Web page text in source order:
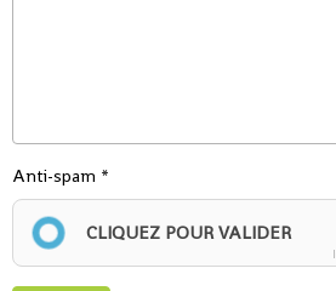
Anti-spam
CLIQUEZ POUR VALIDER